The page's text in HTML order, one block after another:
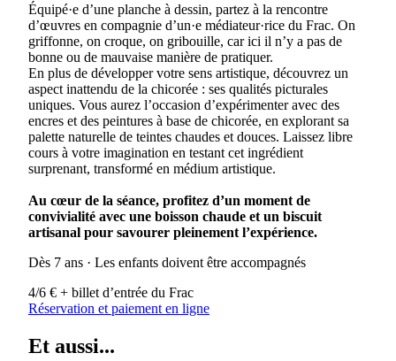
Équipé·e d’une planche à dessin, partez à la rencontre
d’œuvres en compagnie d’un·e médiateur·rice du Frac. On
griffonne, on croque, on gribouille, car ici il n’y a pas de
bonne ou de mauvaise manière de pratiquer.
En plus de développer votre sens artistique, découvrez un
aspect inattendu de la chicorée : ses qualités picturales
uniques. Vous aurez l’occasion d’expérimenter avec des
encres et des peintures à base de chicorée, en explorant sa
palette naturelle de teintes chaudes et douces. Laissez libre
cours à votre imagination en testant cet ingrédient
surprenant, transformé en médium artistique.
Au cœur de la séance, profitez d’un moment de
convivialité avec une boisson chaude et un biscuit
artisanal pour savourer pleinement l’expérience.
Dès 7 ans · Les enfants doivent être accompagnés
4/6 € + billet d’entrée du Frac
Réservation et paiement en ligne
Et aussi...